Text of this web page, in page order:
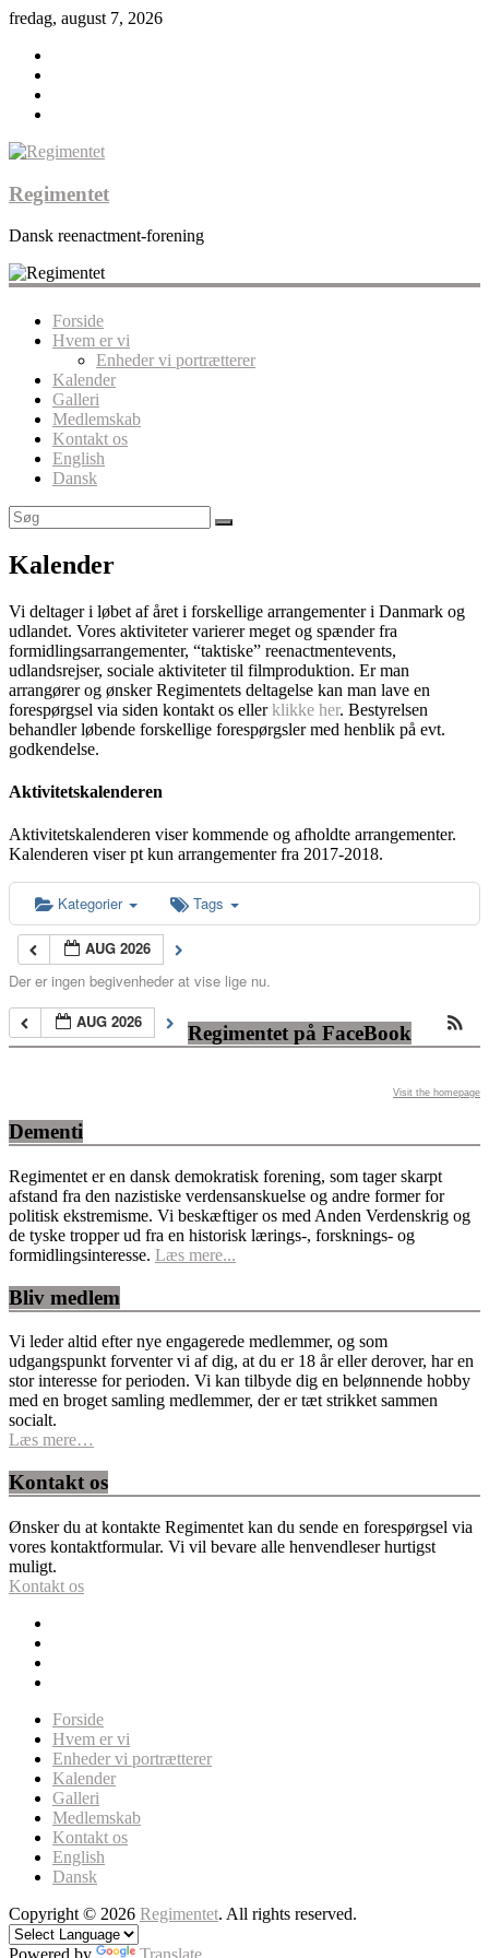
fredag, august 7, 2026
Regimentet
Dansk reenactment-forening
Forside
Hvem er vi
Enheder vi portrætterer
Kalender
Galleri
Medlemskab
Kontakt os
English
Dansk
Kalender
Vi deltager i løbet af året i forskellige arrangementer i Danmark og
udlandet. Vores aktiviteter varierer meget og spænder fra
formidlingsarrangementer, “taktiske” reenactmentevents,
udlandsrejser, sociale aktiviteter til filmproduktion. Er man
arrangører og ønsker Regimentets deltagelse kan man lave en
forespørgsel via siden kontakt os ellerklikke her. Bestyrelsen
behandler løbende forskellige forespørgsler med henblik på evt.
godkendelse.
Aktivitetskalenderen
Aktivitetskalenderen viser kommende og afholdte arrangementer.
Kalenderen viser pt kun arrangementer fra 2017-2018.
Kategorier Tags
AUG 2026
Der er ingen begivenheder at vise lige nu.
AUG 2026
Regimentet på FaceBook
Visit the homepage
Dementi
Regimentet er en dansk demokratisk forening, som tager skarpt
afstand fra den nazistiske verdensanskuelse og andre former for
politisk ekstremisme. Vi beskæftiger os med Anden Verdenskrig og
de tyske tropper ud fra en historisk lærings-, forsknings- og
formidlingsinteresse. Læs mere...
Bliv medlem
Vi leder altid efter nye engagerede medlemmer, og som
udgangspunkt forventer vi af dig, at du er 18 år eller derover, har en
stor interesse for perioden. Vi kan tilbyde dig en belønnende hobby
med en broget samling medlemmer, der er tæt strikket sammen
socialt.
Læs mere…
Kontakt os
Ønsker du at kontakte Regimentet kan du sende en forespørgsel via
vores kontaktformular. Vi vil bevare alle henvendleser hurtigst
muligt.
Kontakt os
Forside
Hvem er vi
Enheder vi portrætterer
Kalender
Galleri
Medlemskab
Kontakt os
English
Dansk
Copyright © 2026 Regimentet. All rights reserved.
Powered by Translate